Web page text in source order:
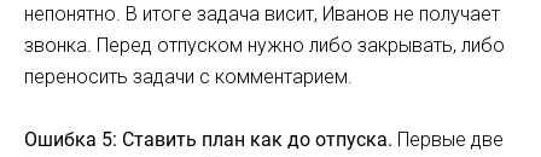
непонятно. В итоге задача висит, Иванов не получает
звонка. Перед отпуском нужно либо закрывать, либо
переносить задачи с комментарием.
Ошибка 5: Ставить план как до отпуска. Первые две